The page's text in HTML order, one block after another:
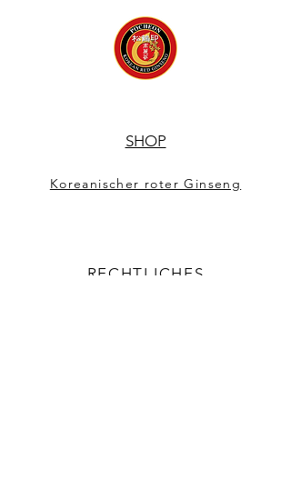
SHOP
Koreanischer roter Ginseng
RECHTLICHES